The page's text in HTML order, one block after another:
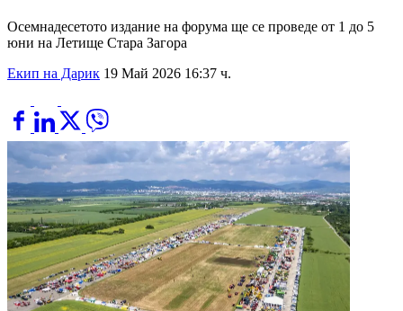
Осемнадесетото издание на форума ще се проведе от 1 до 5
юни на Летище Стара Загора
Екип на Дарик 19 Май 2026 16:37 ч.